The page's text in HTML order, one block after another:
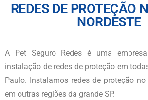
REDES DE PROTEÇÃO
NORDESTE
A Pet Seguro Redes é uma
instalação de redes de proteção em
Paulo. Instalamos redes de proteção
em outras regiões da grande SP.